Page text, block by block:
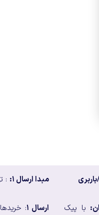
مبدا ارسال ۱: :
با پیک
ارسال ۱ :